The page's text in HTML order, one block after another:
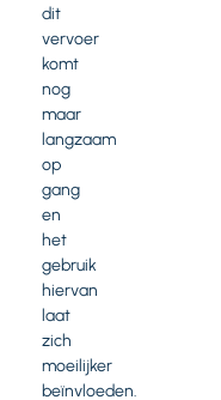
dit
vervoer
komt
nog
maar
langzaam
op
gang
en
het
gebruik
hiervan
laat
zich
moeilijker
beïnvloeden.